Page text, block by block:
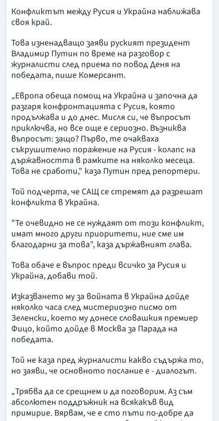
Конфликтът между Русия и Украйна наближава
своя край.
Това изненадващо заяви руският президент
Владимир Путин по време на разговор с
журналисти след приема по повод Деня на
победата, пише Комерсант.
„Европа обеща помощ на Украйна и започна да
разгаря конфронтацията с Русия, която
продължава и до днес. Мисля си, че въпросът
приключва, но все още е сериозно. Възниква
въпросът: защо? Първо, те очакваха
съкрушително поражение на Русия - колапс на
държавността в рамките на няколко месеца.
Това не сработи," каза Путин пред репортери.
Той подчерта, че САЩ се стремят да разрешат
конфликта в Украйна.
"Те очевидно не се нуждаят от този конфликт,
имат много други приоритети, ние сме им
благодарни за това", каза държавният глава.
Това обаче е въпрос преди всичко за Русия и
Украйна, добави той.
Изказването му за войната в Украйна дойде
няколко часа след мистериозно писмо от
Зеленски, което му донесе словашкия премиер
Фицо, който дойде в Москва за Парада на
победата.
Той не каза пред журналисти какво съдържа то,
но заяви, че основното послание е - диалогът.
„Трябва да се срещнем и да поговорим. Аз съм
абсолютен поддръжник на всякакъв вид
примирие. Вярвам, че е сто пъти по-добре да